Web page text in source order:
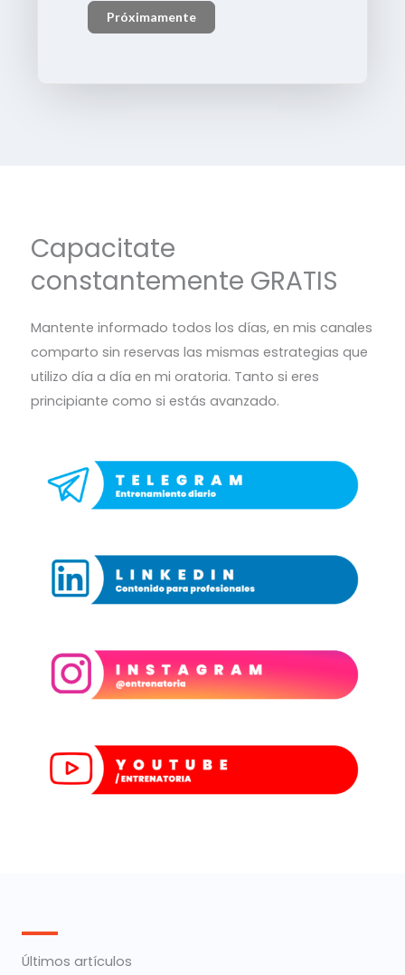
Próximamente
Capacitate
constantemente GRATIS
Mantente informado todos los días, en mis canales
comparto sin reservas las mismas estrategias que
utilizo día a día en mi oratoria. Tanto si eres
principiante como si estás avanzado.
Últimos artículos